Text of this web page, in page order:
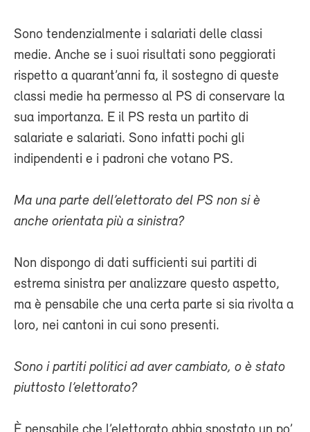
Sono tendenzialmente i salariati delle classi
medie. Anche se i suoi risultati sono peggiorati
rispetto a quarant’anni fa, il sostegno di queste
classi medie ha permesso al PS di conservare la
sua importanza. E il PS resta un partito di
salariate e salariati. Sono infatti pochi gli
indipendenti e i padroni che votano PS.
Ma una parte dell’elettorato del PS non si è
anche orientata più a sinistra?
Non dispongo di dati sufficienti sui partiti di
estrema sinistra per analizzare questo aspetto,
ma è pensabile che una certa parte si sia rivolta a
loro, nei cantoni in cui sono presenti.
Sono i partiti politici ad aver cambiato, o è stato
piuttosto l’elettorato?